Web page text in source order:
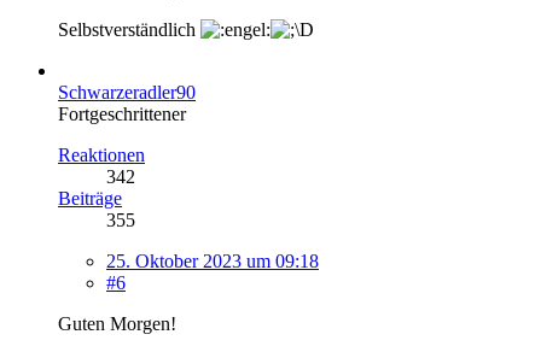
Selbstverständlich
Schwarzeradler90
Fortgeschrittener
Reaktionen
342
Beiträge
355
25. Oktober 2023 um 09:18
#6
Guten Morgen!